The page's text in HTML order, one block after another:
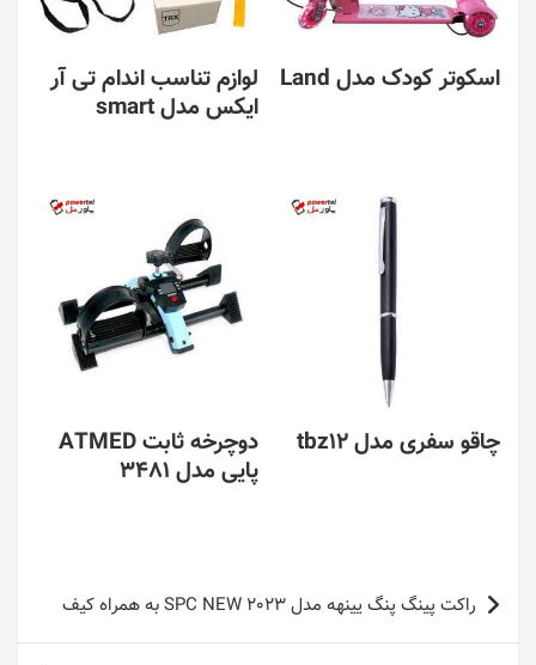
اسکوتر کودک مدل Land
لوازم تناسب اندام تی آر
ایکس مدل smart
چاقو سفری مدل tbz12
دوچرخه ثابت ATMED
پایی مدل 3481
راهبری
نوشته
راکت پینگ پنگ یینهه مدل SPC NEW 2023 به همراه کیف